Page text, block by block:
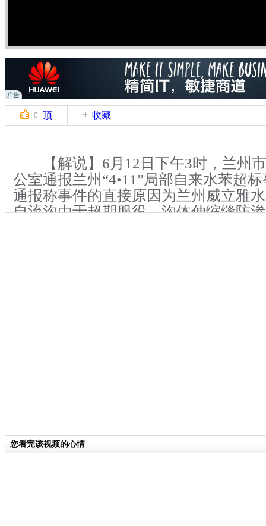
0 顶 收藏
【解说】6月12日下午3时，兰州
公室通报兰州“4•11”局部自来水苯超
通报称事件的直接原因为兰州威立雅
自流沟由于超期服役，沟体伸缩缝防
分类名称：
您看完该视频的心情